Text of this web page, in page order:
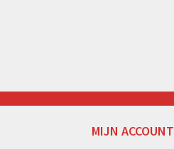
MIJN ACCOUNT